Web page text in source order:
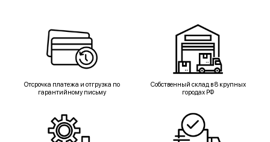
Отсрочка платежа и отгрузка по
гарантийному письму
Собственный склад в 8 крупных
городах РФ